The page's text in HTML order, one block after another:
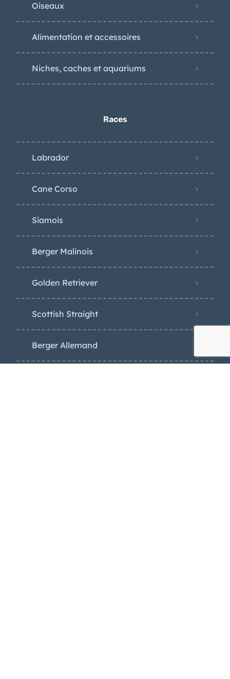
Oiseaux
Alimentation et accessoires
Niches, caches et aquariums
Races
Labrador
Cane Corso
Siamois
Berger Malinois
Golden Retriever
Scottish Straight
Berger Allemand